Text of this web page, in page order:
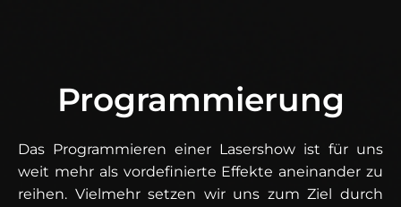
Programmierung
Das Programmieren einer Lasershow ist für uns
weit mehr als vordefinierte Effekte aneinander zu
reihen. Vielmehr setzen wir uns zum Ziel durch